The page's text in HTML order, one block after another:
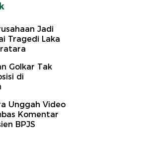
Jadi
Tragedi Laka
Golkar Tak
di
Unggah Video
Komentar
BPJS